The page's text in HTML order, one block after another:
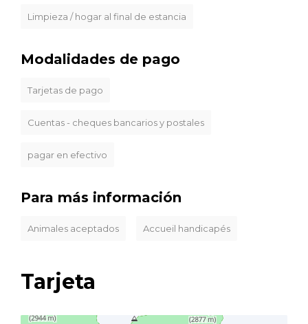
Limpieza / hogar al final de estancia
Modalidades de pago
Tarjetas de pago
Cuentas - cheques bancarios y postales
pagar en efectivo
Para más información
Animales aceptados Accueil handicapés
Tarjeta